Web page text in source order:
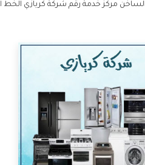
مركز خدمة رقم شركة كريازي